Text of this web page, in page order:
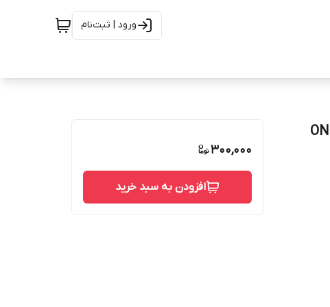
ورود | ثبت‌نام
300,000
افزودن به سبد خرید